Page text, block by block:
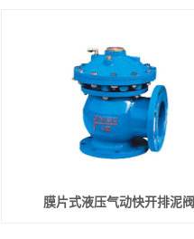
膜片式液压气动快开排泥阀